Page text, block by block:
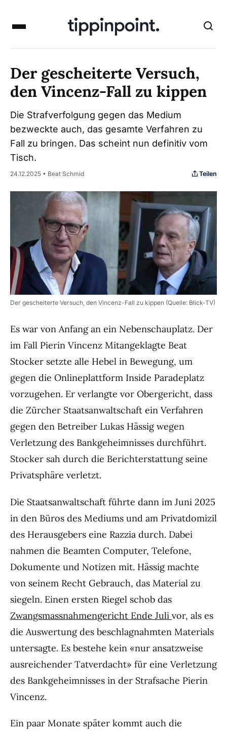
Der gescheiterte Versuch,
den Vincenz-Fall zu kippen
Die Strafverfolgung gegen das Medium
bezweckte auch, das gesamte Verfahren zu
Fall zu bringen. Das scheint nun definitiv vom
Tisch.
24.12.2025 • Beat Schmid Teilen
Der gescheiterte Versuch, den Vincenz-Fall zu kippen (Quelle: Blick-TV)
Es war von Anfang an ein Nebenschauplatz. Der
im Fall Pierin Vincenz Mitangeklagte Beat
Stocker setzte alle Hebel in Bewegung, um
gegen die Onlineplattform Inside Paradeplatz
vorzugehen. Er verlangte vor Obergericht, dass
die Zürcher Staatsanwaltschaft ein Verfahren
gegen den Betreiber Lukas Hässig wegen
Verletzung des Bankgeheimnisses durchführt.
Stocker sah durch die Berichterstattung seine
Privatsphäre verletzt.
Die Staatsanwaltschaft führte dann im Juni 2025
in den Büros des Mediums und am Privatdomizil
des Herausgebers eine Razzia durch. Dabei
nahmen die Beamten Computer, Telefone,
Dokumente und Notizen mit. Hässig machte
von seinem Recht Gebrauch, das Material zu
siegeln. Einen ersten Riegel schob das
Zwangsmassnahmengericht Ende Juli vor, als es
die Auswertung des beschlagnahmten Materials
untersagte. Es bestehe kein «nur ansatzweise
ausreichender Tatverdacht» für eine Verletzung
des Bankgeheimnisses in der Strafsache Pierin
Vincenz.
Ein paar Monate später kommt auch die